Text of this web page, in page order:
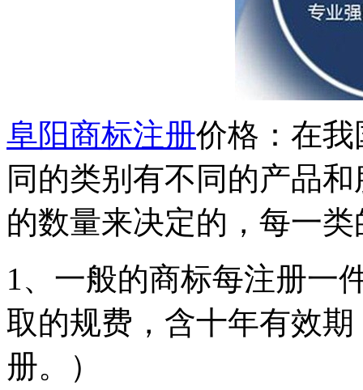
阜阳商标注册价格：在
同的类别有不同的产品
的数量来决定的，每一
1、一般的商标每注册一
取的规费，含十年有效
册。）